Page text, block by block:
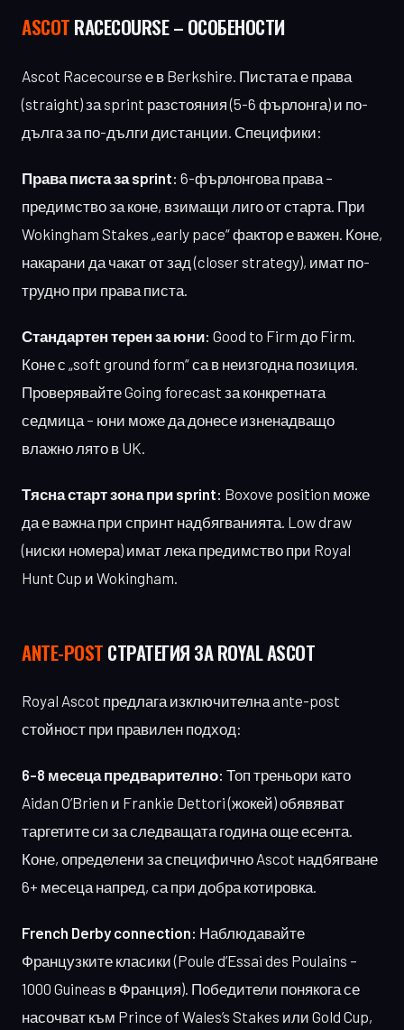
ASCOTRACECOURSE – ОСОБЕНОСТИ
Ascot Racecourse е в Berkshire. Пистата е права
(straight) за sprint разстояния (5-6 фърлонга) и по-
дълга за по-дълги дистанции. Специфики:
Права писта за sprint: 6-фърлонгова права –
предимство за коне, взимащи лиго от старта. При
Wokingham Stakes „early pace“ фактор е важен. Коне,
накарани да чакат от зад (closer strategy), имат по-
трудно при права писта.
Стандартен терен за юни: Good to Firm до Firm.
Коне с „soft ground form“ са в неизгодна позиция.
Проверявайте Going forecast за конкретната
седмица – юни може да донесе изненадващо
влажно лято в UK.
Тясна старт зона при sprint: Boxove position може
да е важна при спринт надбягванията. Low draw
(ниски номера) имат лека предимство при Royal
Hunt Cup и Wokingham.
ANTE-POSTСТРАТЕГИЯ ЗА ROYAL ASCOT
Royal Ascot предлага изключителна ante-post
стойност при правилен подход:
6-8 месеца предварително: Топ треньори като
Aidan O’Brien и Frankie Dettori (жокей) обявяват
таргетите си за следващата година още есента.
Коне, определени за специфично Ascot надбягване
6+ месеца напред, са при добра котировка.
French Derby connection: Наблюдавайте
Французките класики (Poule d’Essai des Poulains –
1000 Guineas в Франция). Победители понякога се
насочват към Prince of Wales’s Stakes или Gold Cup,